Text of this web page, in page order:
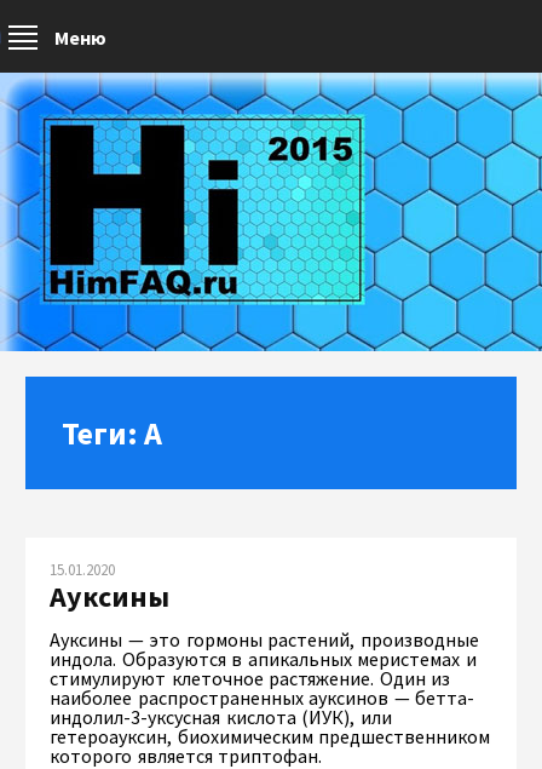
Меню
Теги: А
15.01.2020
Ауксины
Ауксины — это гормоны растений, производные
индола. Образуются в апикальных меристемах и
стимулируют клеточное растяжение. Один из
наиболее распространенных ауксинов — бетта-
индолил-3-уксусная кислота (ИУК), или
гетероауксин, биохимическим предшественником
которого является триптофан.